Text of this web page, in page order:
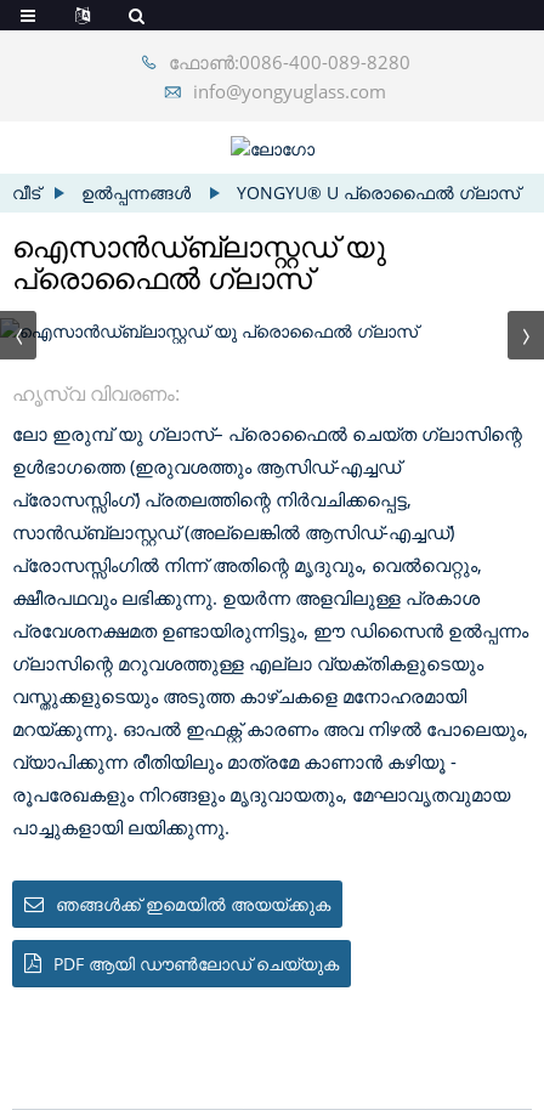
ഫോൺ:0086-400-089-8280
info@yongyuglass.com
വീട് ഉൽപ്പന്നങ്ങൾ YONGYU® U പ്രൊഫൈൽ ഗ്ലാസ്
ഐസാൻഡ്ബ്ലാസ്റ്റഡ് യു
പ്രൊഫൈൽ ഗ്ലാസ്
ഹൃസ്വ വിവരണം:
ലോ ഇരുമ്പ് യു ഗ്ലാസ്– പ്രൊഫൈൽ ചെയ്ത ഗ്ലാസിന്റെ
ഉൾഭാഗത്തെ (ഇരുവശത്തും ആസിഡ്-എച്ചഡ്
പ്രോസസ്സിംഗ്) പ്രതലത്തിന്റെ നിർവചിക്കപ്പെട്ട,
സാൻഡ്ബ്ലാസ്റ്റഡ് (അല്ലെങ്കിൽ ആസിഡ്-എച്ചഡ്)
പ്രോസസ്സിംഗിൽ നിന്ന് അതിന്റെ മൃദുവും, വെൽവെറ്റും,
ക്ഷീരപഥവും ലഭിക്കുന്നു. ഉയർന്ന അളവിലുള്ള പ്രകാശ
പ്രവേശനക്ഷമത ഉണ്ടായിരുന്നിട്ടും, ഈ ഡിസൈൻ ഉൽപ്പന്നം
ഗ്ലാസിന്റെ മറുവശത്തുള്ള എല്ലാ വ്യക്തികളുടെയും
വസ്തുക്കളുടെയും അടുത്ത കാഴ്ചകളെ മനോഹരമായി
മറയ്ക്കുന്നു. ഓപൽ ഇഫക്റ്റ് കാരണം അവ നിഴൽ പോലെയും,
വ്യാപിക്കുന്ന രീതിയിലും മാത്രമേ കാണാൻ കഴിയൂ -
രൂപരേഖകളും നിറങ്ങളും മൃദുവായതും, മേഘാവൃതവുമായ
പാച്ചുകളായി ലയിക്കുന്നു.
ഞങ്ങൾക്ക് ഇമെയിൽ അയയ്ക്കുക
PDF ആയി ഡൗൺലോഡ് ചെയ്യുക